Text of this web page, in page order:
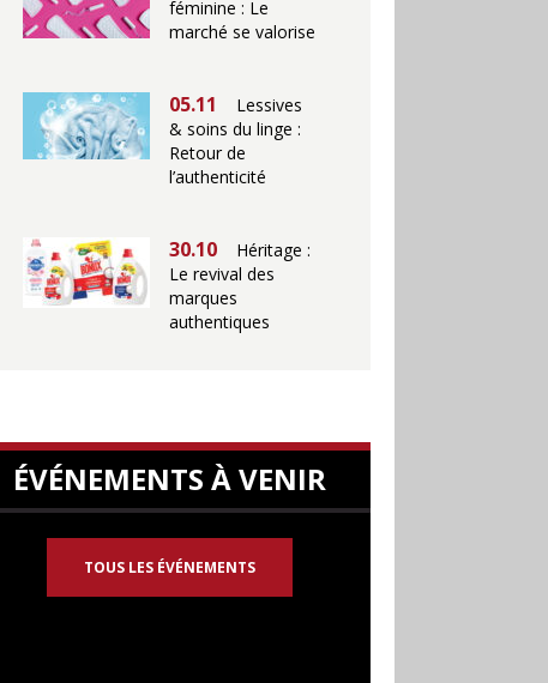
féminine : Le
marché se valorise
05.11
Lessives
& soins du linge :
Retour de
l’authenticité
30.10
Héritage :
Le revival des
marques
authentiques
ÉVÉNEMENTS À VENIR
TOUS LES ÉVÉNEMENTS